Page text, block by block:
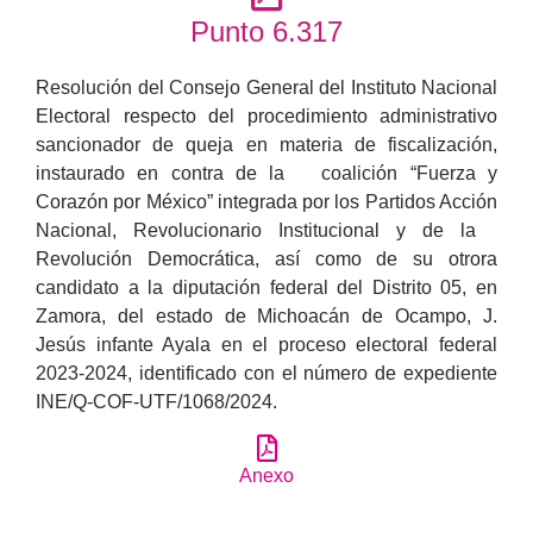
Punto 6.317
Resolución del Consejo General del Instituto Nacional
Electoral respecto del procedimiento administrativo
sancionador de queja en materia de fiscalización,
instaurado en contra de la coalición “Fuerza y
Corazón por México” integrada por los Partidos Acción
Nacional, Revolucionario Institucional y de la
Revolución Democrática, así como de su otrora
candidato a la diputación federal del Distrito 05, en
Zamora, del estado de Michoacán de Ocampo, J.
Jesús infante Ayala en el proceso electoral federal
2023-2024, identificado con el número de expediente
INE/Q-COF-UTF/1068/2024.
Anexo